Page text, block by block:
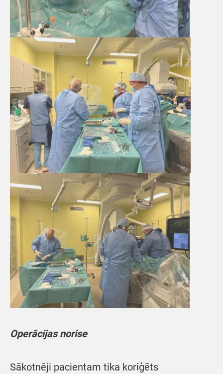
Operācijas norise
Sākotnēji pacientam tika koriģēts